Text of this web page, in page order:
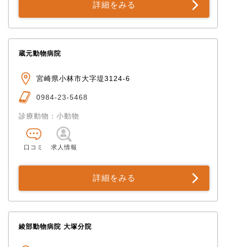
詳細をみる
蔵元動物病院
宮崎県小林市大字堤3124-6
0984-23-5468
診療動物：小動物
口コミ 求人情報
詳細をみる
綾部動物病院 大塚分院